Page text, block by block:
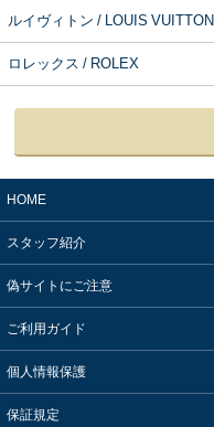
ルイヴィトン / LOUIS VUITTON
ロレックス / ROLEX
HOME
スタッフ紹介
偽サイトにご注意
ご利用ガイド
個人情報保護
保証規定